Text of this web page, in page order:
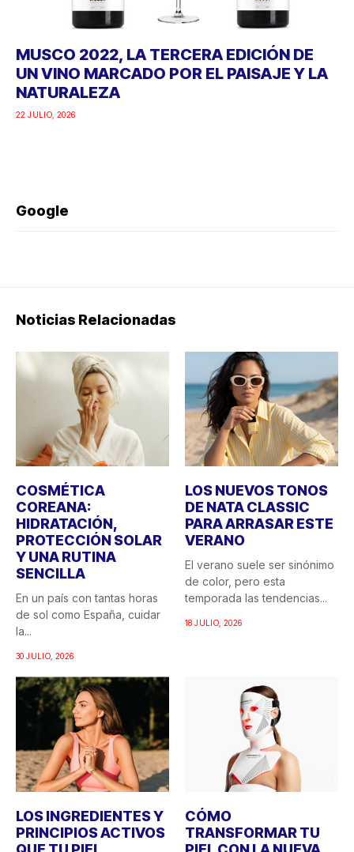
MUSCO 2022, LA TERCERA EDICIÓN DE
UN VINO MARCADO POR EL PAISAJE Y LA
NATURALEZA
22 JULIO, 2026
Google
Noticias Relacionadas
COSMÉTICA
COREANA:
HIDRATACIÓN,
PROTECCIÓN SOLAR
Y UNA RUTINA
SENCILLA
En un país con tantas horas
de sol como España, cuidar
la...
30 JULIO, 2026
LOS NUEVOS TONOS
DE NATA CLASSIC
PARA ARRASAR ESTE
VERANO
El verano suele ser sinónimo
de color, pero esta
temporada las tendencias...
18 JULIO, 2026
LOS INGREDIENTES Y
PRINCIPIOS ACTIVOS
CÓMO
TRANSFORMAR TU